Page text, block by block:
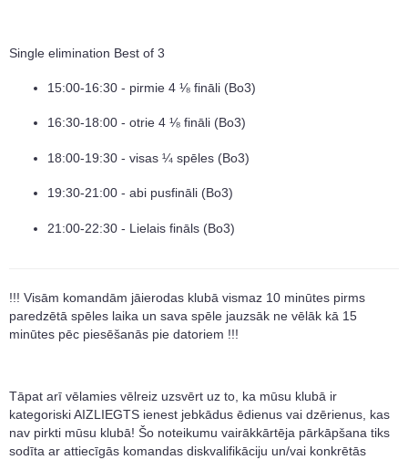
Single elimination Best of 3
15:00-16:30 - pirmie 4 ⅛ fināli (Bo3)
16:30-18:00 - otrie 4 ⅛ fināli (Bo3)
18:00-19:30 - visas ¼ spēles (Bo3)
19:30-21:00 - abi pusfināli (Bo3)
21:00-22:30 - Lielais fināls (Bo3)
!!! Visām komandām jāierodas klubā vismaz 10 minūtes pirms
paredzētā spēles laika un sava spēle jauzsāk ne vēlāk kā 15
minūtes pēc piesēšanās pie datoriem !!!
Tāpat arī vēlamies vēlreiz uzsvērt uz to, ka mūsu klubā ir
kategoriski AIZLIEGTS ienest jebkādus ēdienus vai dzērienus, kas
nav pirkti mūsu klubā! Šo noteikumu vairākkārtēja pārkāpšana tiks
sodīta ar attiecīgās komandas diskvalifikāciju un/vai konkrētās